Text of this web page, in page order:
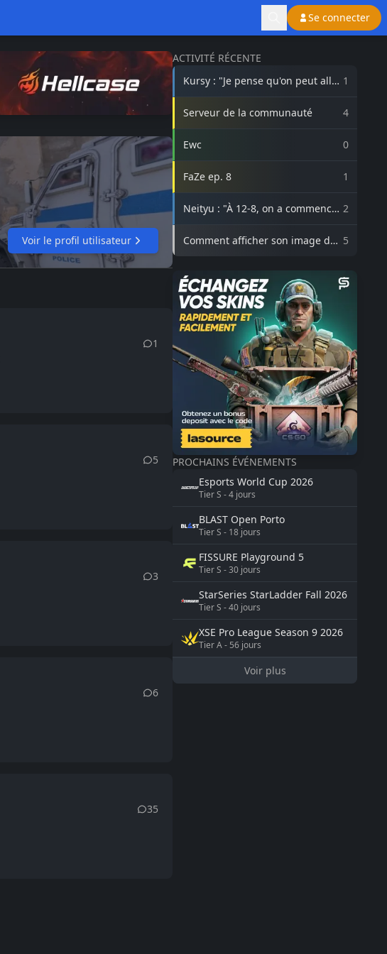
Se connecter
Voir le profil utilisateur
1
5
3
6
35
ACTIVITÉ RÉCENTE
Kursy : "Je pense qu'on peut aller
3DMAX"
1
Serveur de la communauté 4
Ewc 0
FaZe ep. 8 1
Neityu : "À 12-8, on a commencé 2
Comment afficher son image de
5
PROCHAINS ÉVÉNEMENTS
Esports World Cup 2026
TierS -4 jours
BLAST Open Porto
TierS - 18 jours
FISSURE Playground 5
TierS -30 jours
StarSeries StarLadder Fall 2026
TierS -40 jours
XSE Pro League Season 9 2026
TierA- 56 jours
Voir plus